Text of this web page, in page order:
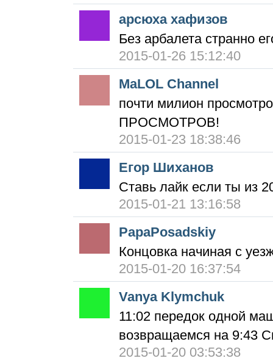
арсюха хафизов
Без арбалета странно
2015-01-26 15:12:40
MaLOL Channel
почти милион
ПРОСМОТРОВ!
2015-01-23 18:38:46
Егор Шиханов
Ставь лайк если ты из
2015-01-21 13:16:58
PapaPosadskiy
Концовка начиная с
2015-01-20 16:37:54
Vanya Klymchuk
11:02 передок одной
возвращаемся на 9:43
2015-01-20 03:53:38